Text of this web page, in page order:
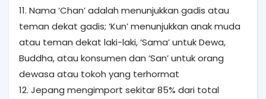
11. Nama ‘Chan’ adalah menunjukkan gadis atau
teman dekat gadis; ‘Kun’ menunjukkan anak muda
atau teman dekat laki-laki, ‘Sama’ untuk Dewa,
Buddha, atau konsumen dan ‘San’ untuk orang
dewasa atau tokoh yang terhormat
12. Jepang mengimport sekitar 85% dari total